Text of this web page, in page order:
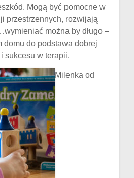
Mogą być pomocne w
przestrzennych, rozwijają
można by długo –
domu do podstawa dobrej
sukcesu w terapii.
Milenka od